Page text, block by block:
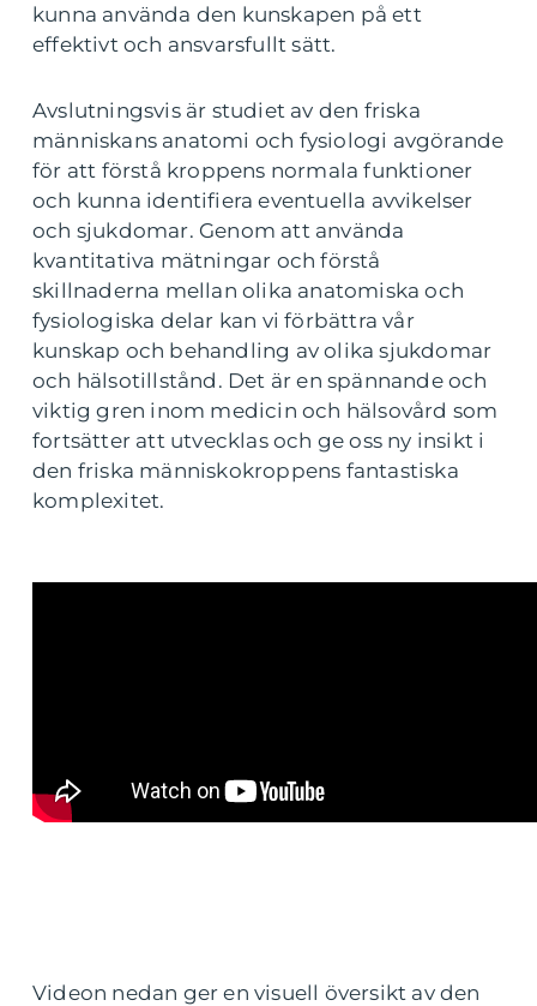
kunna använda den kunskapen på ett
effektivt och ansvarsfullt sätt.
Avslutningsvis är studiet av den friska
människans anatomi och fysiologi avgörande
för att förstå kroppens normala funktioner
och kunna identifiera eventuella avvikelser
och sjukdomar. Genom att använda
kvantitativa mätningar och förstå
skillnaderna mellan olika anatomiska och
fysiologiska delar kan vi förbättra vår
kunskap och behandling av olika sjukdomar
och hälsotillstånd. Det är en spännande och
viktig gren inom medicin och hälsovård som
fortsätter att utvecklas och ge oss ny insikt i
den friska människokroppens fantastiska
komplexitet.
Videon nedan ger en visuell översikt av den